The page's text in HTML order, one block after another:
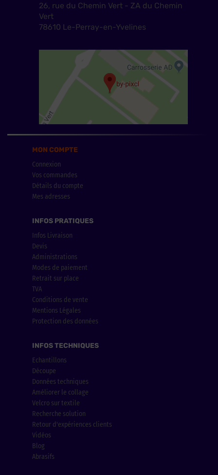
26, rue du Chemin Vert - ZA du Chemin
Vert
78610 Le-Perray-en-Yvelines
MON COMPTE
Connexion
Vos commandes
Détails du compte
Mes adresses
INFOS PRATIQUES
Infos Livraison
Devis
Administrations
Modes de paiement
Retrait sur place
TVA
Conditions de vente
Mentions Légales
Protection des données
INFOS TECHNIQUES
Echantillons
Découpe
Données techniques
Améliorer le collage
Velcro sur textile
Recherche solution
Retour d'expériences clients
Vidéos
Blog
Abrasifs